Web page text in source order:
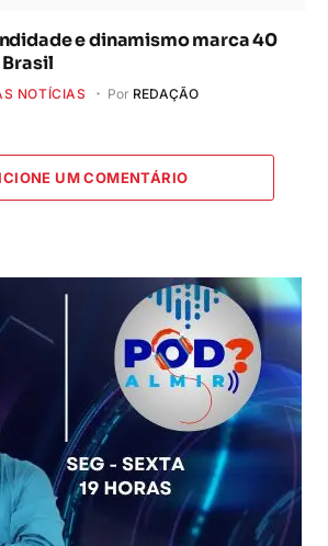
e dinamismo marca 40
NOTÍCIAS Por REDAÇÃO
UM COMENTÁRIO